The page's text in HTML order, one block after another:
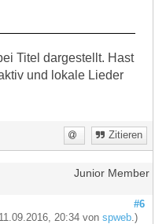
Titel dargestellt. Hast
und lokale Lieder
Zitieren
Junior Member
#6
20:34 vonspweb .)